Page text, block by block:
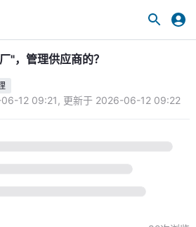
"，管理供应商的？
12 09:21 , 更新于 2026-06-12 09:22